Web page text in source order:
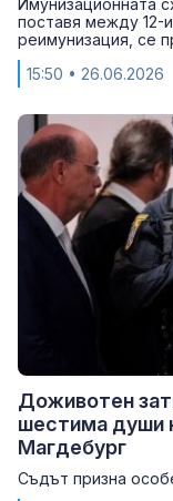
Имунизационната
поставя между 12-
реимунизация, се
15:50 • 26.06.2026
Доживотен
шестима души
Магдебург
Съдът призна